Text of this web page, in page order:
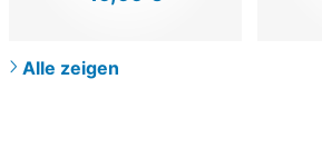
Alle zeigen